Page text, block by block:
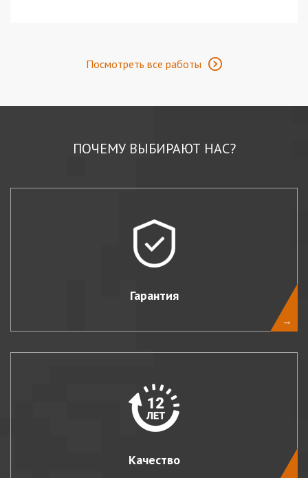
Посмотреть все работы
ПОЧЕМУ ВЫБИРАЮТ НАС?
Гарантия
→
Качество